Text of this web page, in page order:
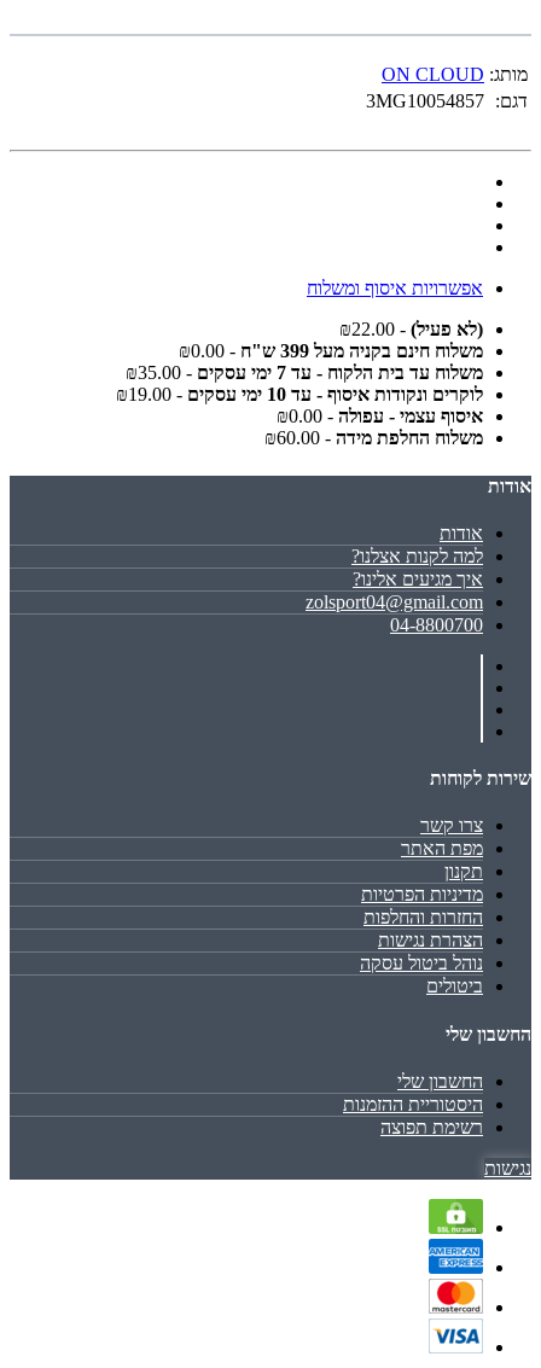
מותג: ON CLOUD
דגם: 3MG10054857
אפשרויות איסוף ומשלוח
(לא פעיל) - ₪22.00
משלוח חינם בקניה מעל 399 ש"ח
- ₪0.00
משלוח עד בית הלקוח - עד 7 ימי עסקים
- ₪35.00
לוקרים ונקודות איסוף - עד 10 ימי עסקים
- ₪19.00
איסוף עצמי - עפולה - ₪0.00
משלוח החלפת מידה - ₪60.00
אודות
אודות
למה לקנות אצלנו?
איך מגיעים אלינו?
zolsport04@gmail.com
04-8800700
שירות לקוחות
צרו קשר
מפת האתר
תקנון
מדיניות הפרטיות
החזרות והחלפות
הצהרת נגישות
נוהל ביטול עסקה
ביטולים
החשבון שלי
החשבון שלי
היסטוריית ההזמנות
רשימת תפוצה
נגישות